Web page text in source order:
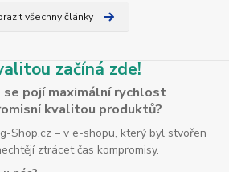
všechny články
začíná zde!
pojí maximální rychlost
kvalitou produktů?
Shop.cz – v e-shopu, který byl stvořen
ztrácet čas kompromisy.